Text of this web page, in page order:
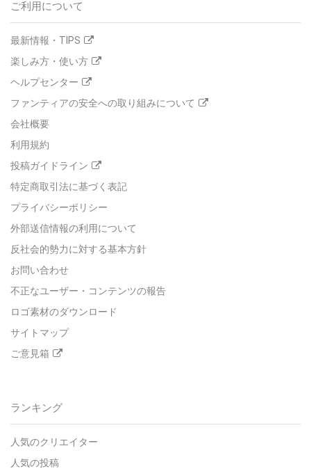
ご利用について
最新情報・TIPS
楽しみ方・使い方
ヘルプセンター
ファンティアの安全への取り組みについて
会社概要
利用規約
投稿ガイドライン
特定商取引法に基づく表記
プライバシーポリシー
外部送信情報の利用について
反社会的勢力に対する基本方針
お問い合わせ
不正なユーザー・コンテンツの報告
ロゴ素材のダウンロード
サイトマップ
ご意見箱
ランキング
人気のクリエイター
人気の投稿